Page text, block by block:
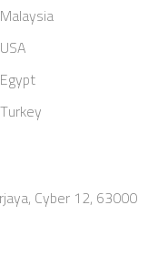
Cyber 12, 63000